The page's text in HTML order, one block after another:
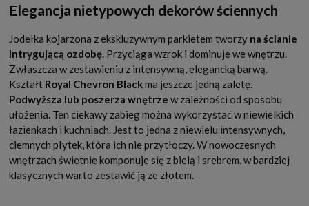
Elegancja nietypowych dekorów ściennych
Jodełka kojarzona z ekskluzywnym parkietem tworzy na ścianie
intrygującą ozdobę. Przyciąga wzrok i dominuje we wnętrzu.
Zwłaszcza w zestawieniu z intensywną, elegancką barwą.
Kształt Royal Chevron Blackma jeszcze jedną zaletę.
Podwyższa lub poszerza wnętrze w zależności od sposobu
ułożenia. Ten ciekawy zabieg można wykorzystać w niewielkich
łazienkach i kuchniach. Jest to jedna z niewielu intensywnych,
ciemnych płytek, która ich nie przytłoczy. W nowoczesnych
wnętrzach świetnie komponuje się z bielą i srebrem, w bardziej
klasycznych warto zestawić ją ze złotem.